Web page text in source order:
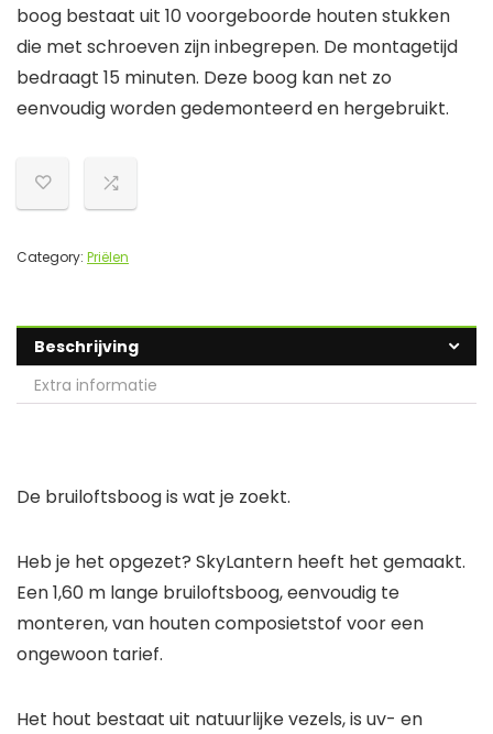
boog bestaat uit 10 voorgeboorde houten stukken
die met schroeven zijn inbegrepen. De montagetijd
bedraagt 15 minuten. Deze boog kan net zo
eenvoudig worden gedemonteerd en hergebruikt.
Category: Priëlen
Beschrijving
Extra informatie
De bruiloftsboog is wat je zoekt.
Heb je het opgezet? SkyLantern heeft het gemaakt.
Een 1,60 m lange bruiloftsboog, eenvoudig te
monteren, van houten composietstof voor een
ongewoon tarief.
Het hout bestaat uit natuurlijke vezels, is uv- en